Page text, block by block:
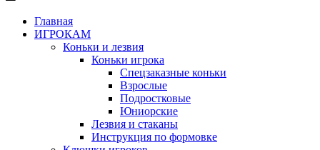
Главная
ИГРОКАМ
Коньки и лезвия
Коньки игрока
Спецзаказные коньки
Взрослые
Подростковые
Юниорские
Лезвия и стаканы
Инструкция по формовке